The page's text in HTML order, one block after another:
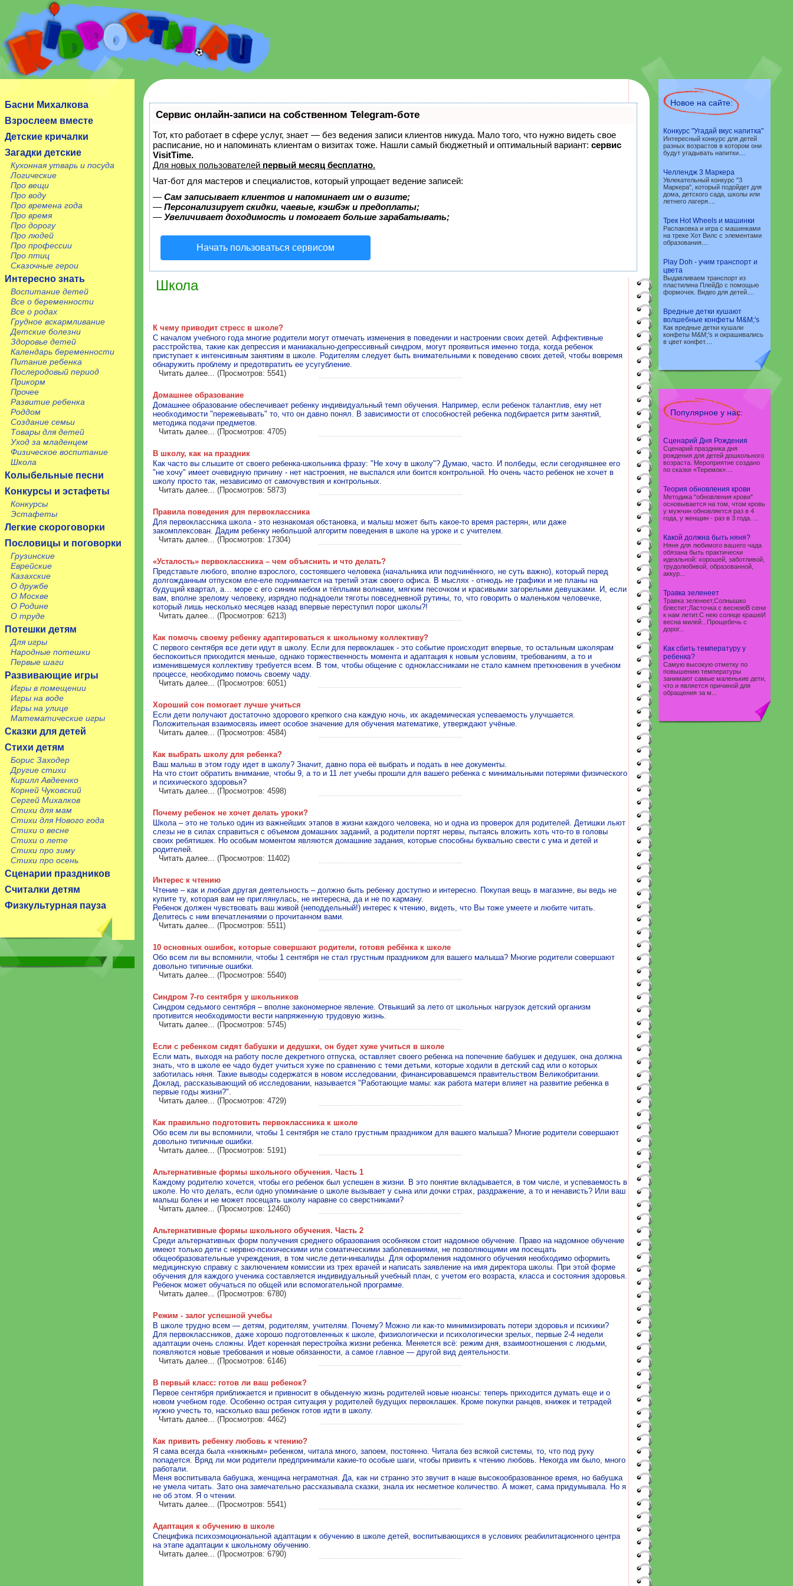
Сайт посвящен детям, их родителям, учителям и
Басни Михалкова
Взрослеем вместе
Детские кричалки
Загадки детские
Кухонная утварь и посуда
Логические
Про вещи
Про воду
Про времена года
Про время
Про дорогу
Про людей
Про профессии
Про птиц
Сказочные герои
Интересно знать
Воспитание детей
Все о беременности
Все о родах
Грудное вскармливание
Детские болезни
Здоровье детей
Календарь беременности
Питание ребенка
Послеродовый период
Прикорм
Прочее
Развитие ребенка
Роддом
Создание семьи
Товары для детей
Уход за младенцем
Физическое воспитание
Школа
Колыбельные песни
Конкурсы и эстафеты
Конкурсы
Эстафеты
Легкие скороговорки
Пословицы и поговорки
Грузинские
Еврейские
Казахские
О дружбе
О Москве
О Родине
О труде
Потешки детям
Для игры
Народные потешки
Первые шаги
Развивающие игры
Игры в помещении
Игры на воде
Игры на улице
Математические игры
Сказки для детей
Стихи детям
Борис Заходер
Другие стихи
Кирилл Авдеенко
Корней Чуковский
Сергей Михалков
Стихи для мам
Стихи для Нового года
Стихи о весне
Стихи о лете
Стихи про зиму
Стихи про осень
Сценарии праздников
Считалки детям
Физкультурная пауза
Сервис онлайн-записи на собственном Telegram-боте
Тот, кто работает в сфере услуг, знает — без ведения записи клиентов никуда. Мало того, что нужно видеть свое
расписание, но и напоминать клиентам о визитах тоже. Нашли самый бюджетный и оптимальный вариант: сервис
VisitTime.
Для новых пользователей первый месяц бесплатно.
Чат-бот для мастеров и специалистов, который упрощает ведение записей:
— Сам записывает клиентов и напоминает им о визите;
— Персонализирует скидки, чаевые, кэшбэк и предоплаты;
— Увеличивает доходимость и помогает больше зарабатывать;
Начать пользоваться сервисом
Школа
К чему приводит стресс в школе?
С началом учебного года многие родители могут отмечать изменения в поведении и настроении своих детей. Аффективные
расстройства, такие как депрессия и маниакально-депрессивный синдром, могут проявиться именно тогда, когда ребенок
приступает к интенсивным занятиям в школе. Родителям следует быть внимательными к поведению своих детей, чтобы вовремя
обнаружить проблему и предотвратить ее усугубление.
Читать далее... (Просмотров: 5541)
Домашнее образование
Домашнее образование обеспечивает ребенку индивидуальный темп обучения. Например, если ребенок талантлив, ему нет
необходимости "пережевывать" то, что он давно понял. В зависимости от способностей ребенка подбирается ритм занятий,
методика подачи предметов.
Читать далее... (Просмотров: 4705)
В школу, как на праздник
Как часто вы слышите от своего ребенка-школьника фразу: "Не хочу в школу"? Думаю, часто. И полбеды, если сегодняшнее его
"не хочу" имеет очевидную причину - нет настроения, не выспался или боится контрольной. Но очень часто ребенок не хочет в
школу просто так, независимо от самочувствия и контрольных.
Читать далее... (Просмотров: 5873)
Правила поведения для первоклассника
Для первоклассника школа - это незнакомая обстановка, и малыш может быть какое-то время растерян, или даже
закомплексован. Дадим ребенку небольшой алгоритм поведения в школе на уроке и с учителем.
Читать далее... (Просмотров: 17304)
«Усталость» первоклассника – чем объяснить и что делать?
Представьте любого, вполне взрослого, состоявшего человека (начальника или подчинённого, не суть важно), который перед
долгожданным отпуском еле-еле поднимается на третий этаж своего офиса. В мыслях - отнюдь не графики и не планы на
будущий квартал, а… море с его синим небом и тёплыми волнами, мягким песочком и красивыми загорелыми девушками. И, если
вам, вполне зрелому человеку, изрядно поднадоели тяготы повседневной рутины, то, что говорить о маленьком человечке,
который лишь несколько месяцев назад впервые переступил порог школы?!
Читать далее... (Просмотров: 6213)
Как помочь своему ребенку адаптироваться к школьному коллективу?
С первого сентября все дети идут в школу. Если для первоклашек - это событие происходит впервые, то остальным школярам
беспокоиться приходится меньше, однако торжественность момента и адаптация к новым условиям, требованиям, а то и
изменившемуся коллективу требуется всем. В том, чтобы общение с одноклассниками не стало камнем преткновения в учебном
процессе, необходимо помочь своему чаду.
Читать далее... (Просмотров: 6051)
Хороший сон помогает лучше учиться
Если дети получают достаточно здорового крепкого сна каждую ночь, их академическая успеваемость улучшается.
Положительная взаимосвязь имеет особое значение для обучения математике, утверждают учёные.
Читать далее... (Просмотров: 4584)
Как выбрать школу для ребенка?
Ваш малыш в этом году идет в школу? Значит, давно пора её выбрать и подать в нее документы.
На что стоит обратить внимание, чтобы 9, а то и 11 лет учебы прошли для вашего ребенка с минимальными потерями физического
и психического здоровья?
Читать далее... (Просмотров: 4598)
Почему ребенок не хочет делать уроки?
Школа – это не только один из важнейших этапов в жизни каждого человека, но и одна из проверок для родителей. Детишки льют
слезы не в силах справиться с объемом домашних заданий, а родители портят нервы, пытаясь вложить хоть что-то в головы
своих ребятишек. Но особым моментом являются домашние задания, которые способны буквально свести с ума и детей и
родителей.
Читать далее... (Просмотров: 11402)
Интерес к чтению
Чтение – как и любая другая деятельность – должно быть ребенку доступно и интересно. Покупая вещь в магазине, вы ведь не
купите ту, которая вам не приглянулась, не интересна, да и не по карману.
Ребенок должен чувствовать ваш живой (неподдельный!) интерес к чтению, видеть, что Вы тоже умеете и любите читать.
Делитесь с ним впечатлениями о прочитанном вами.
Читать далее... (Просмотров: 5511)
10 основных ошибок, которые совершают родители, готовя ребёнка к школе
Обо всем ли вы вспомнили, чтобы 1 сентября не стал грустным праздником для вашего малыша? Многие родители совершают
довольно типичные ошибки.
Читать далее... (Просмотров: 5540)
Синдром 7-го сентября у школьников
Синдром седьмого сентября – вполне законо­мерное явление. Отвыкший за лето от школь­ных нагрузок детский организм
противится необходимости вести напряженную трудо­вую жизнь.
Читать далее... (Просмотров: 5745)
Если с ребенком сидят бабушки и дедушки, он будет хуже учиться в школе
Если мать, выходя на работу после декретного отпуска, оставляет своего ребенка на попечение бабушек и дедушек, она должна
знать, что в школе ее чадо будет учиться хуже по сравнению с теми детьми, которые ходили в детский сад или о которых
заботилась няня. Такие выводы содержатся в новом исследовании, финансировавшемся правительством Великобритании.
Доклад, рассказывающий об исследовании, называется "Работающие мамы: как работа матери влияет на развитие ребенка в
первые годы жизни?".
Читать далее... (Просмотров: 4729)
Как правильно подготовить первоклассника к школе
Обо всем ли вы вспомнили, чтобы 1 сентября не стало грустным праздником для вашего малыша? Многие родители совершают
довольно типичные ошибки.
Читать далее... (Просмотров: 5191)
Альтернативные формы школьного обучения. Часть 1
Каждому родителю хочется, чтобы его ребенок был успешен в жизни. В это понятие вкладывается, в том числе, и успеваемость в
школе. Но что делать, если одно упоминание о школе вызывает у сына или дочки страх, раздражение, а то и ненависть? Или ваш
малыш болен и не может посещать школу наравне со сверстниками?
Читать далее... (Просмотров: 12460)
Альтернативные формы школьного обучения. Часть 2
Среди альтернативных форм получения среднего образования особняком стоит надомное обучение. Право на надомное обучение
имеют только дети с нервно-психическими или соматическими заболеваниями, не позволяющими им посещать
общеобразовательные учреждения, в том числе дети-инвалиды. Для оформления надомного обучения необходимо оформить
медицинскую справку с заключением комиссии из трех врачей и написать заявление на имя директора школы. При этой форме
обучения для каждого ученика составляется индивидуальный учебный план, с учетом его возраста, класса и состояния здоровья.
Ребенок может обучаться по общей или вспомогательной программе.
Читать далее... (Просмотров: 6780)
Режим - залог успешной учебы
В школе трудно всем — детям, родителям, учителям. Почему? Можно ли как-то минимизировать потери здоровья и психики?
Для первоклассников, даже хорошо подготовленных к школе, физиологически и психологически зрелых, первые 2-4 недели
адаптации очень сложны. Идет коренная перестройка жизни ребенка. Меняется всё: режим дня, взаимоотношения с людьми,
появляются новые требования и новые обязанности, а самое главное — другой вид деятельности.
Читать далее... (Просмотров: 6146)
В первый класс: готов ли ваш ребенок?
Первое сентября приближается и привносит в обыденную жизнь родителей новые нюансы: теперь приходится думать еще и о
новом учебном годе. Особенно острая ситуация у родителей будущих первоклашек. Кроме покупки ранцев, книжек и тетрадей
нужно учесть то, насколько ваш ребенок готов идти в школу.
Читать далее... (Просмотров: 4462)
Как привить ребенку любовь к чтению?
Я сама всегда была «книжным» ребенком, читала много, запоем, постоянно. Читала без всякой системы, то, что под руку
попадется. Вряд ли мои родители предпринимали какие-то особые шаги, чтобы привить к чтению любовь. Некогда им было, много
работали.
Меня воспитывала бабушка, женщина неграмотная. Да, как ни странно это звучит в наше высокообразованное время, но бабушка
не умела читать. Зато она замечательно рассказывала сказки, знала их несметное количество. А может, сама придумывала. Но я
не об этом. Я о чтении.
Читать далее... (Просмотров: 5541)
Адаптация к обучению в школе
Специфика психоэмоциональной адаптации к обучению в школе детей, воспитывающихся в условиях реабилитационного центра
на этапе адаптации к школьному обучению.
Читать далее... (Просмотров: 6790)
Новое на сайте:
Конкурс "Угадай вкус напитка"
Интересный конкурс для детей
разных возрастов в котором они
будут угадывать напитки....
Челлендж 3 Маркера
Увлекательный конкурс "3
Маркера", который подойдет для
дома, детского сада, школы или
летнего лагеря....
Трек Hot Wheels и машинки
Распаковка и игра с машинками
на треке Хот Вилс с элементами
образования....
Play Doh - учим транспорт и
цвета
Выдавливаем транспорт из
пластилина ПлейДо с помощью
формочек. Видео для детей....
Вредные детки кушают
волшебные конфеты M&M;'s
Как вредные детки кушали
конфеты M&M;'s и окрашивались
в цвет конфет....
Популярное у нас:
Сценарий Дня Рождения
Сценарий праздника дня
рождения для детей дошкольного
возраста. Мероприятие создано
по сказке «Теремок»....
Теория обновления крови
Методика "обновления крови"
основывается на том, чтом кровь
у мужчин обновляется раз в 4
года, у женщин - раз в 3 года. ...
Какой должна быть няня?
Няня для любимого вашего чада
обязана быть практически
идеальной: хорошей, заботливой,
трудолюбивой, образованной,
аккур...
Травка зеленеет
Травка зеленеет,Солнышко
блестит;Ласточка с весноюВ сени
к нам летит.С нею солнце крашеИ
весна милей...Прощебечь с
дорог...
Как сбить температуру у
ребенка?
Самую высокую отметку по
повышению температуры
занимают самые маленькие дети,
что и является причиной для
обращения за м...